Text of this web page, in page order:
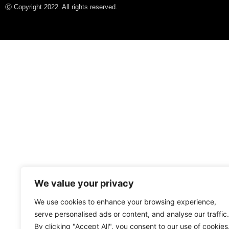
We value your privacy
We use cookies to enhance your browsing experience,
serve personalised ads or content, and analyse our traffic.
By clicking "Accept All", you consent to our use of cookies.
Ⓒ Copyright 2022. All rights reserved.